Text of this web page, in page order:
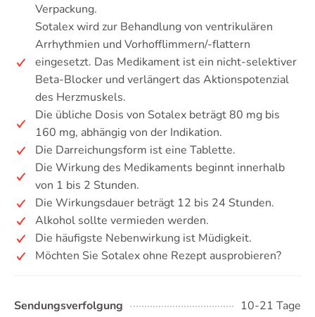
Verpackung.
Sotalex wird zur Behandlung von ventrikulären
Arrhythmien und Vorhofflimmern/-flattern
eingesetzt. Das Medikament ist ein nicht-selektiver
Beta-Blocker und verlängert das Aktionspotenzial
des Herzmuskels.
Die übliche Dosis von Sotalex beträgt 80 mg bis
160 mg, abhängig von der Indikation.
Die Darreichungsform ist eine Tablette.
Die Wirkung des Medikaments beginnt innerhalb
von 1 bis 2 Stunden.
Die Wirkungsdauer beträgt 12 bis 24 Stunden.
Alkohol sollte vermieden werden.
Die häufigste Nebenwirkung ist Müdigkeit.
Möchten Sie Sotalex ohne Rezept ausprobieren?
Sendungsverfolgung
10-21 Tage